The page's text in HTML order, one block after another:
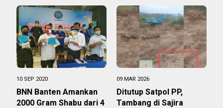
10 SEP 2020
BNN Banten Amankan
2000 Gram Shabu dari 4
09 MAR 2026
Ditutup Satpol PP,
Tambang di Sajira